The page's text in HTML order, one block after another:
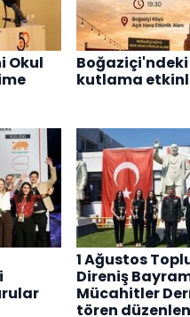
Okul
Boğaziçi'ndeki
kutlama
1 Ağustos
Direniş
Mücahitler
tören